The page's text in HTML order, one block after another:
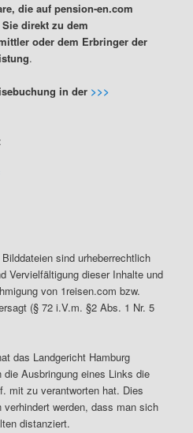
die auf pension-en.com
direkt zu dem
oder dem Erbringer der
.
in der >>>
sind urheberrechtlich
Vervielfältigung dieser Inhalte und
von 1reisen.com bzw.
(§ 72 i.V.m. §2 Abs. 1 Nr. 5
das Landgericht Hamburg
Ausbringung eines Links die
mit zu verantworten hat. Dies
werden, dass man sich
distanziert.